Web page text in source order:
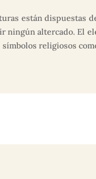
están dispuestas
altercado. El
religiosos